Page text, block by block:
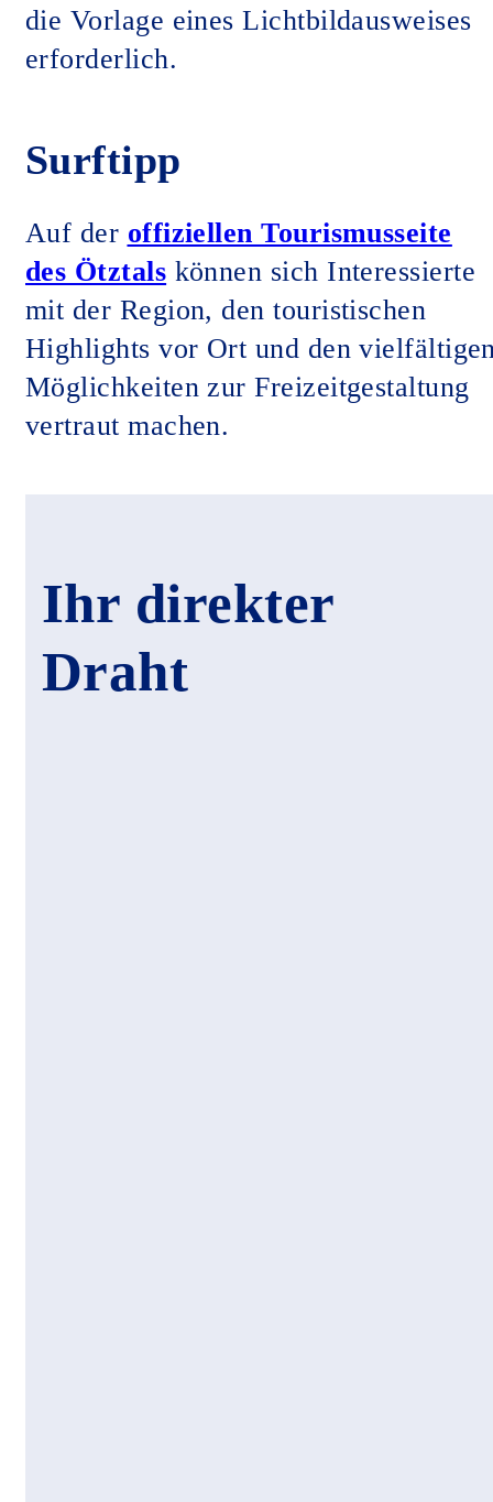
die Vorlage eines Lichtbildausweises
erforderlich.
Surftipp
Auf der offiziellen Tourismusseite
des Ötztals können sich Interessierte
mit der Region, den touristischen
Highlights vor Ort und den
Möglichkeiten zur Freizeitgestaltung
vertraut machen.
Ihr direkter
Draht